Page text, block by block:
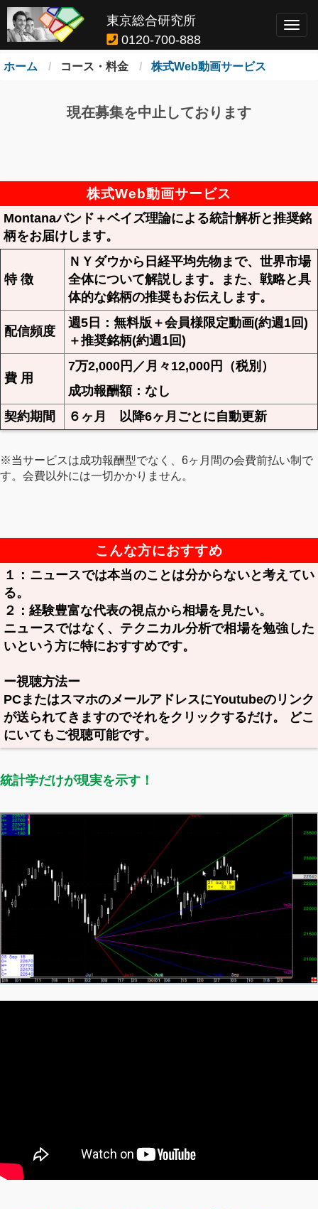
東京総合研究所
0120-700-888
ホーム コース・料金 株式Web動画サービス
現在募集を中止しております
株式Web動画サービス
Montanaバンド＋ベイズ理論による統計解析と推奨銘
柄をお届けします。
特 徴
ＮＹダウから日経平均先物まで、世界市場
全体について解説します。また、戦略と具
体的な銘柄の推奨もお伝えします。
配信頻度
週5日：無料版＋会員様限定動画(約週1回)
＋推奨銘柄(約週1回)
費 用
7万2,000円／月々12,000円（税別）
成功報酬額：なし
契約期間
６ヶ月 以降6ヶ月ごとに自動更新
※当サービスは成功報酬型でなく、6ヶ月間の会費前払い制で
す。会費以外には一切かかりません。
こんな方におすすめ
１：ニュースでは本当のことは分からないと考えてい
る。
２：経験豊富な代表の視点から相場を見たい。
ニュースではなく、テクニカル分析で相場を勉強した
いという方に特におすすめです。
ー視聴方法ー
PCまたはスマホのメールアドレスにYoutubeのリンク
が送られてきますのでそれをクリックするだけ。 どこ
にいてもご視聴可能です。
統計学だけが現実を示す！